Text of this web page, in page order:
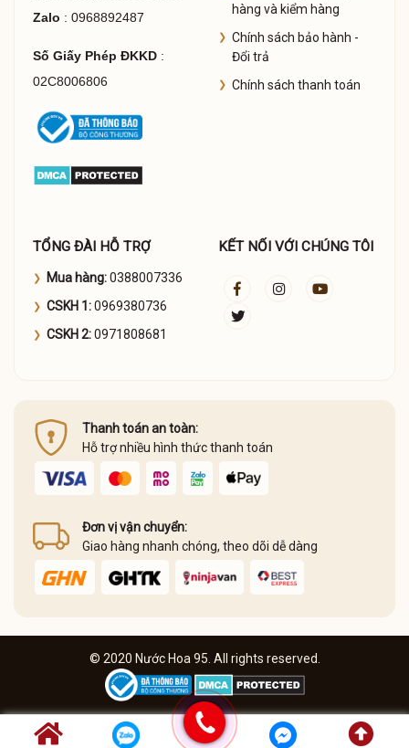
Zalo : 0968892487
Số Giấy Phép ĐKKD:
02C8006806
hàng và kiểm hàng
Chính sách bảo hành -
Đổi trả
Chính sách thanh toán
TỔNG ĐÀI HỖ TRỢ
Mua hàng:0388007336
CSKH 1:0969380736
CSKH 2:0971808681
KẾT NỐI VỚI CHÚNG TÔI
Thanh toán an toàn:
Hỗ trợ nhiều hình thức thanh toán
Đơn vị vận chuyển:
Giao hàng nhanh chóng, theo dõi dễ dàng
© 2020 Nước Hoa 95. All rights reserved.